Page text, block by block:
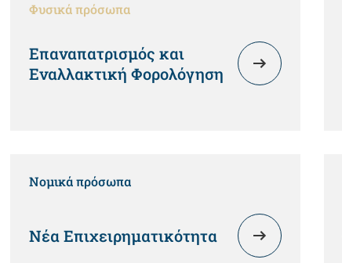
Φυσικά πρόσωπα
Επαναπατρισμός και
Εναλλακτική Φορολόγηση
Νομικά πρόσωπα
Νέα Επιχειρηματικότητα